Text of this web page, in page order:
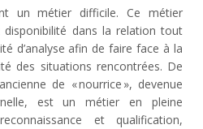
un métier difficile. Ce métier
disponibilité dans la relation tout
d’analyse afin de faire face à la
des situations rencontrées. De
de « nourrice », devenue
est un métier en pleine
et qualification,